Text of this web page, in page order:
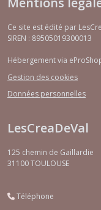
Ce site est édité par
SIREN : 89505019300013
Hébergement via
Gestion des cookies
Données personnelles
LesCreaDeVal
125 chemin de Gaillardie
31100TOULOUSE
Téléphone